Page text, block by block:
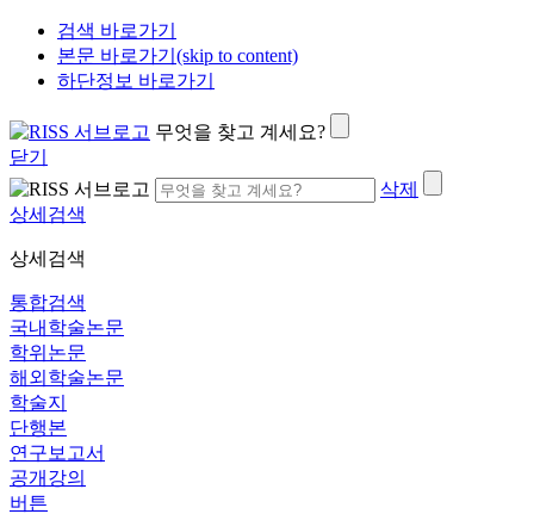
검색 바로가기
본문 바로가기(skip to content)
하단정보 바로가기
무엇을 찾고 계세요?
닫기
삭제
상세검색
상세검색
통합검색
국내학술논문
학위논문
해외학술논문
학술지
단행본
연구보고서
공개강의
버튼